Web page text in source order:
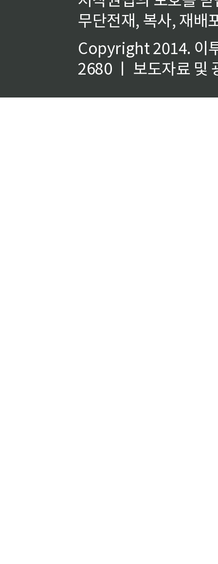
무단전재, 복사, 재배
Copyright 2014. 이
2680 ㅣ 보도자료